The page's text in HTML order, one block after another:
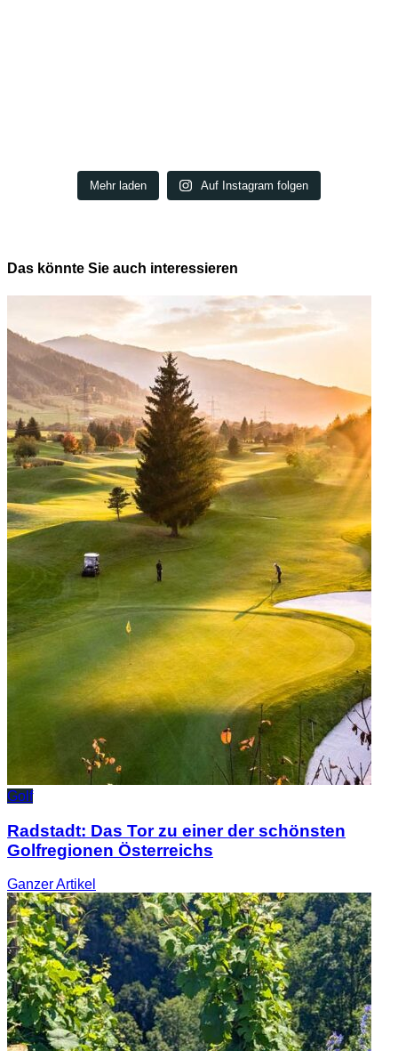
Mehr laden Auf Instagram folgen
Das könnte Sie auch interessieren
Golf
Radstadt: Das Tor zu einer der schönsten
Golfregionen Österreichs
GanzerArtikel